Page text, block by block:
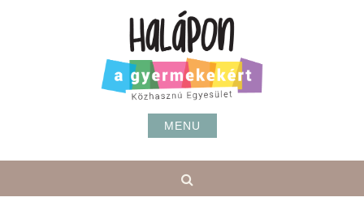
MENU